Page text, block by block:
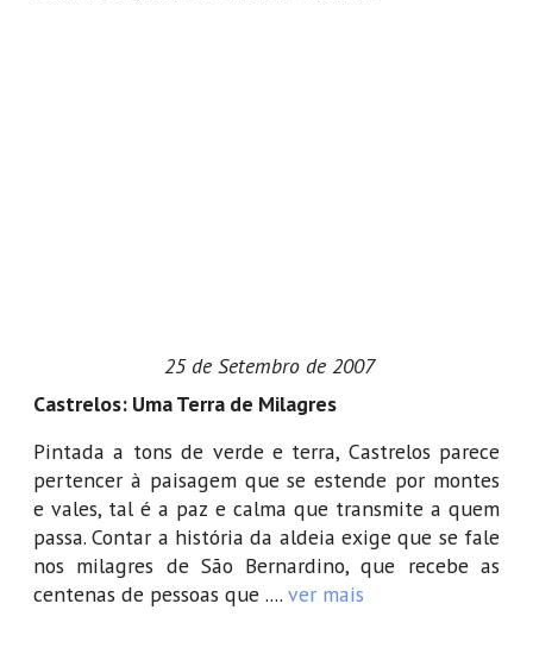
25 de Setembro de 2007
Castrelos: Uma Terra de Milagres
Pintada a tons de verde e terra, Castrelos parece
pertencer à paisagem que se estende por montes
e vales, tal é a paz e calma que transmite a quem
passa. Contar a história da aldeia exige que se fale
nos milagres de São Bernardino, que recebe as
centenas de pessoas que .... ver mais